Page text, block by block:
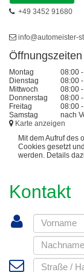
+49 3452 91680
info@automeister-
Öffnungszeiten
Montag
08:00
Dienstag
08:00
Mittwoch
08:00
Donnerstag
08:00
Freitag
08:00
Samstag
nach
Karte anzeigen
Mit dem Aufruf des
Cookies gesetzt
werden. Details